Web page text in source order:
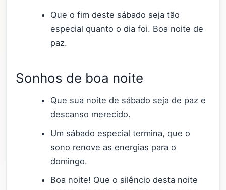
Que o fim deste sábado seja tão
especial quanto o dia foi. Boa noite de
paz.
Sonhos de boa noite
Que sua noite de sábado seja de paz e
descanso merecido.
Um sábado especial termina, que o
sono renove as energias para o
domingo.
Boa noite! Que o silêncio desta noite